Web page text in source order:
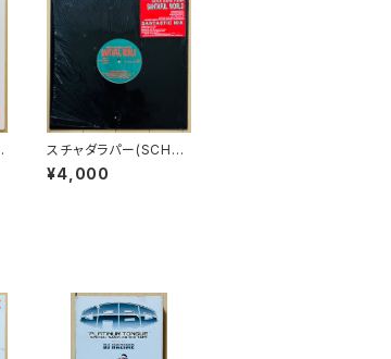
スチャダラパー(SCHA
DARA PARR) / SANT
AFUL WORLD
¥4,000